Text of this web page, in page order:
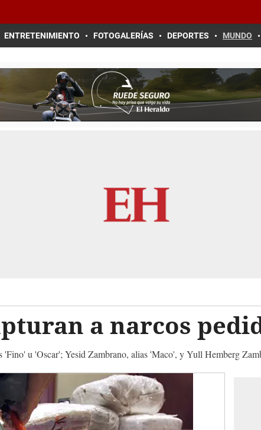
ENTRETENIMIENTO FOTOGALERÍAS DEPORTES MUNDO
a narcos
u 'Oscar'; Yesid Zambrano, alias 'Maco', y Yull Hemberg